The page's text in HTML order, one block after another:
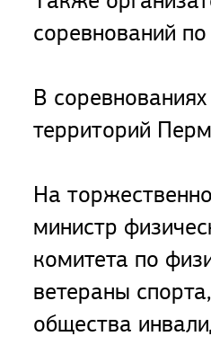
соревнований
В
территорий
На
министр
комитета по
ветераны
общества